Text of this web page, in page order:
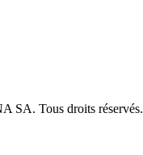
SA. Tous droits réservés.